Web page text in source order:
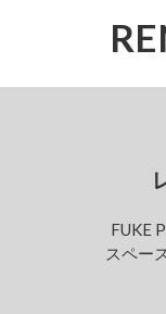
FUKE
スペー